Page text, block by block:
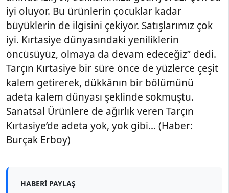
iyi oluyor. Bu ürünlerin çocuklar kadar
büyüklerin de ilgisini çekiyor. Satışlarımız çok
iyi. Kırtasiye dünyasındaki yeniliklerin
öncüsüyüz, olmaya da devam edeceğiz” dedi.
Tarçın Kırtasiye bir süre önce de yüzlerce çeşit
kalem getirerek, dükkânın bir bölümünü
adeta kalem dünyası şeklinde sokmuştu.
Sanatsal Ürünlere de ağırlık veren Tarçın
Kırtasiye’de adeta yok, yok gibi… (Haber:
Burçak Erboy)
HABERI PAYLAŞ